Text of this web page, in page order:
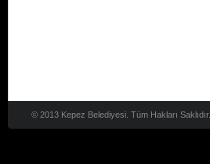
© 2013 Kepez Belediyesi. Tüm Hakları Saklıdır.